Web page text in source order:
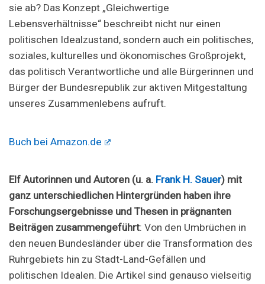
sie ab? Das Konzept „Gleichwertige
Lebensverhältnisse“ beschreibt nicht nur einen
politischen Idealzustand, sondern auch ein politisches,
soziales, kulturelles und ökonomisches Großprojekt,
das politisch Verantwortliche und alle Bürgerinnen und
Bürger der Bundesrepublik zur aktiven Mitgestaltung
unseres Zusammenlebens aufruft.
Buch bei Amazon.de
Elf Autorinnen und Autoren (u. a. Frank H. Sauer) mit
ganz unterschiedlichen Hintergründen haben ihre
Forschungsergebnisse und Thesen in prägnanten
Beiträgen zusammengeführt: Von den Umbrüchen in
den neuen Bundesländer über die Transformation des
Ruhrgebiets hin zu Stadt-Land-Gefällen und
politischen Idealen. Die Artikel sind genauso vielseitig